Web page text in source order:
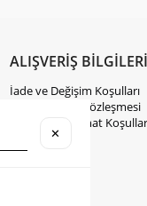
ALIŞVERİŞ BİLGİLERİ
İade ve Değişim Koşulları
Mesafeli Satış Sözleşmesi
Kargo ve Teslimat
✕